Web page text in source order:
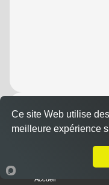
Poulet au caramel
13.40 €
Accueil
Ce site Web utilise
meilleure expérience